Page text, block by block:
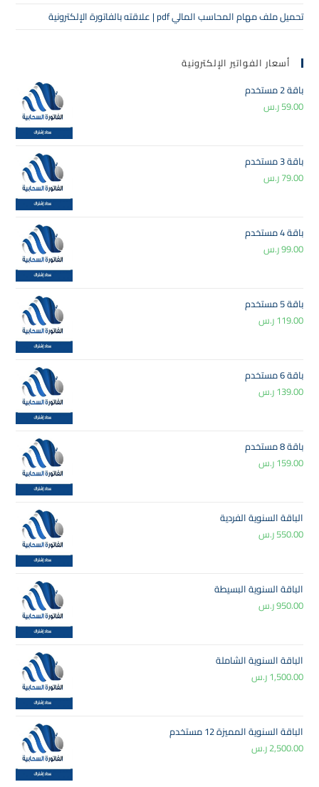
تحميل ملف مهام المحاسب المالي pdf | علاقته بالفاتورة الإلكترونية
أسعار الفواتير الإلكترونية
باقة 2 مستخدم
59.00ر.س
باقة 3 مستخدم
79.00ر.س
باقة 4 مستخدم
99.00ر.س
باقة 5 مستخدم
119.00ر.س
باقة 6 مستخدم
139.00ر.س
باقة 8 مستخدم
159.00ر.س
الباقة السنوية الفردية
550.00ر.س
الباقة السنوية البسيطة
950.00ر.س
الباقة السنوية الشاملة
1,500.00ر.س
الباقة السنوية المميزة 12 مستخدم
2,500.00ر.س